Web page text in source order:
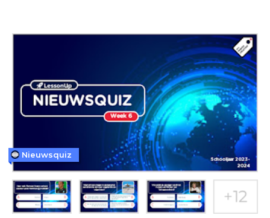
Nieuwsquiz